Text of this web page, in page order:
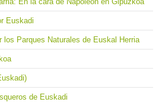
Euskadi
los Parques Naturales de Euskal Herria
de Euskadi